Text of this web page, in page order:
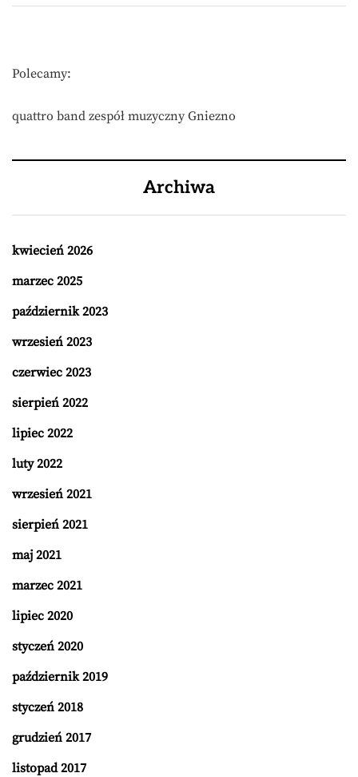
Polecamy:
quattro band zespół muzyczny Gniezno
Archiwa
kwiecień 2026
marzec 2025
październik 2023
wrzesień 2023
czerwiec 2023
sierpień 2022
lipiec 2022
luty 2022
wrzesień 2021
sierpień 2021
maj 2021
marzec 2021
lipiec 2020
styczeń 2020
październik 2019
styczeń 2018
grudzień 2017
listopad 2017